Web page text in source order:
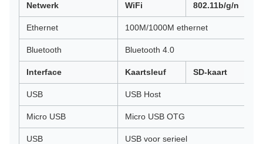
Netwerk WiFi 802.11b/g/n
Ethernet 100M/1000M ethernet
Bluetooth Bluetooth 4.0
Interface Kaartsleuf SD-kaart
USB USB Host
Micro USB Micro USB OTG
USB USB voor serieel